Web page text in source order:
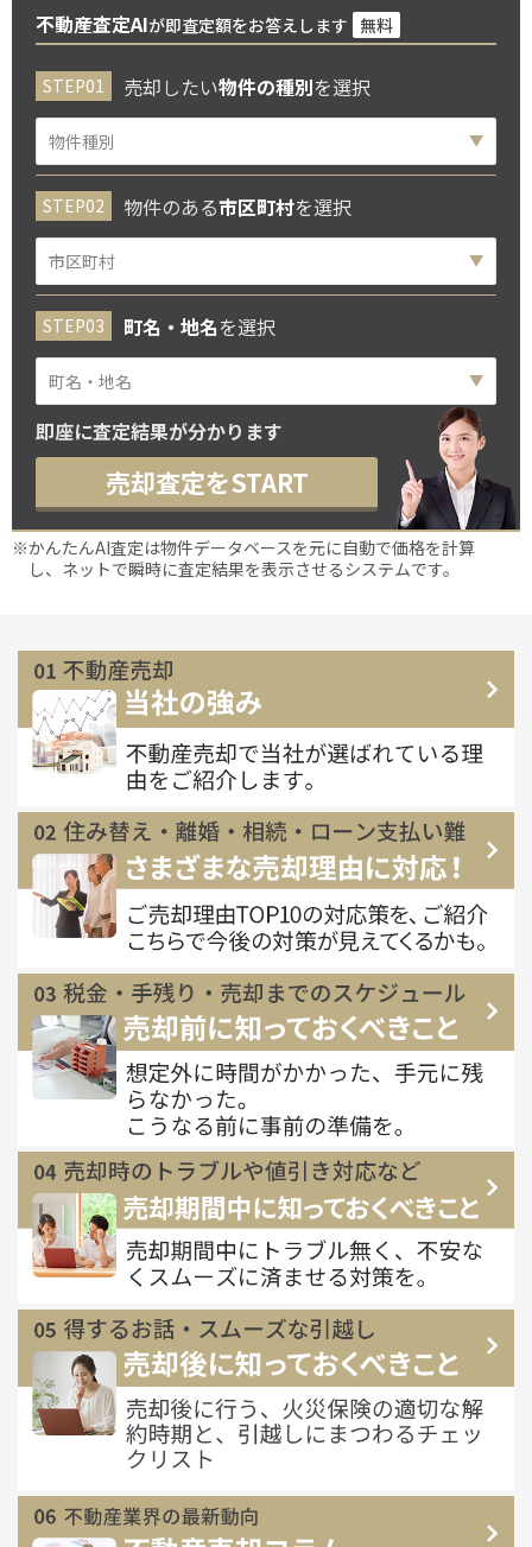
不動産査定AIが即査定額をお答えします 無料
売却したい物件の種別を選択
物件のある市区町村を選択
町名・地名を選択
即座に査定結果が分かります
売却査定をSTART
※かんたんAI査定は物件データベースを元に自動で価格を計算
し、ネットで瞬時に査定結果を表示させるシステムです。